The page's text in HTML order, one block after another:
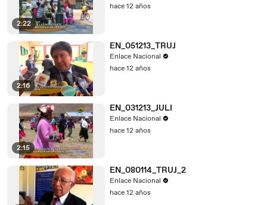
2:22
hace 12 años
2:16
EN_051213_TRUJ
Enlace Nacional
hace 12 años
2:15
EN_031213_JULI
Enlace Nacional
hace 12 años
EN_080114_TRUJ_2
Enlace Nacional
hace 12 años